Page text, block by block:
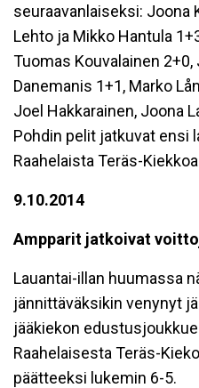
seuraavanlaiseksi: Joona
Lehto ja Mikko Hantula
Tuomas Kouvalainen
Danemanis 1+1, Marko
Joel Hakkarainen, Joona
Pohdin pelit jatkuvat ensi
Raahelaista Teräs-
9.10.2014
Ampparit jatkoivat
Lauantai-illan huumassa
jännittäväksikin venynyt
jääkiekon
Raahelaisesta Teräs-
päätteeksi lukemin 6-5.